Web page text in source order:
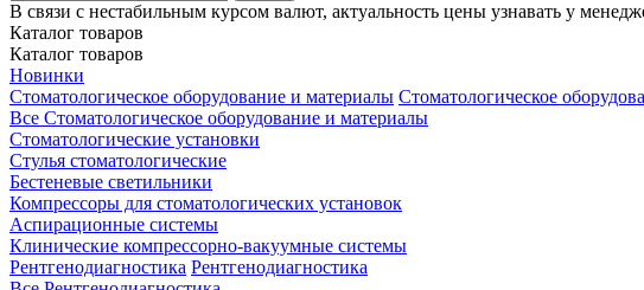
В связи с нестабильным курсом валют, актуальность цены узнавать у
Каталог товаров
Каталог товаров
Новинки
Стоматологическое оборудование и материалы Стоматологическое
Все Стоматологическое оборудование и материалы
Стоматологические установки
Стулья стоматологические
Бестеневые светильники
Компрессоры для стоматологических установок
Аспирационные системы
Клинические компрессорно-вакуумные системы
Рентгенодиагностика Рентгенодиагностика